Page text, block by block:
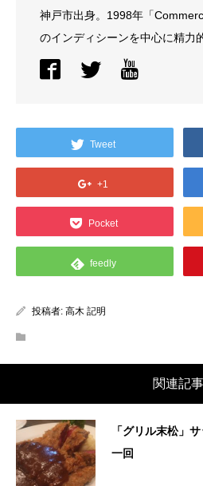
神戸市出身。1998年「
のインディシーンを中心に精力
Tweet
+1
Pocket
feedly
投稿者: 高木 記明
関連記事
「グリル末松」
一回